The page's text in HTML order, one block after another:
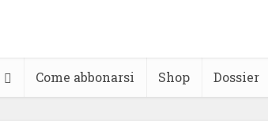
Come abbonarsi Shop Dossier